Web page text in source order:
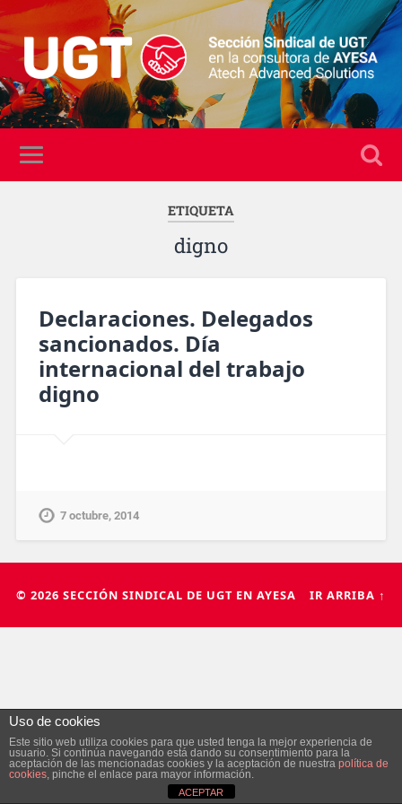
ETIQUETA
digno
Declaraciones. Delegados
sancionados. Día
internacional del trabajo
digno
7 octubre, 2014
© 2026 SECCIÓN SINDICAL DE UGT EN AYESA IR ARRIBA ↑
Uso de cookies
Este sitio web utiliza cookies para que usted tenga la mejor experiencia de
usuario. Si continúa navegando está dando su consentimiento para la
aceptación de las mencionadas cookies y la aceptación de nuestra política de
cookies, pinche el enlace para mayor información.
ACEPTAR